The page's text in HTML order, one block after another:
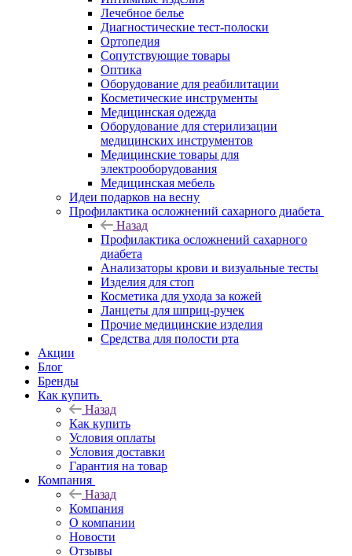
Лечебное белье
Диагностические тест-полоски
Ортопедия
Сопутствующие товары
Оптика
Оборудование для реабилитации
Косметические инструменты
Медицинская одежда
Оборудование для стерилизации
медицинских инструментов
Медицинские товары для
электрооборудования
Медицинская мебель
Идеи подарков на весну
Профилактика осложнений сахарного диабета
Назад
Профилактика осложнений сахарного
диабета
Анализаторы крови и визуальные тесты
Изделия для стоп
Косметика для ухода за кожей
Ланцеты для шприц-ручек
Прочие медицинские изделия
Средства для полости рта
Акции
Блог
Бренды
Как купить
Назад
Как купить
Условия оплаты
Условия доставки
Гарантия на товар
Компания
Назад
Компания
О компании
Новости
Отзывы